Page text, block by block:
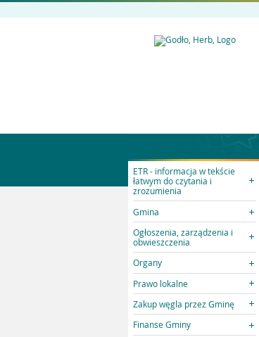
ETR - informacja w tekście
łatwym do czytania i
zrozumienia
Gmina
Ogłoszenia, zarządzenia i
obwieszczenia
Organy
Prawo lokalne
Zakup węgla przez Gminę
Finanse Gminy